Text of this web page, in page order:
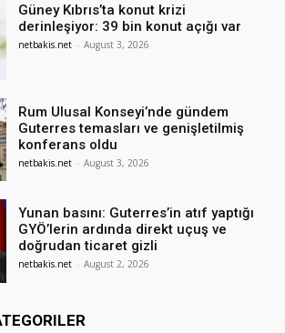
Güney Kıbrıs’ta konut krizi
derinleşiyor: 39 bin konut açığı var
netbakis.net - August 3, 2026
Rum Ulusal Konseyi’nde gündem
Guterres temasları ve genişletilmiş
konferans oldu
netbakis.net - August 3, 2026
Yunan basını: Guterres’in atıf yaptığı
GYÖ’lerin ardında direkt uçuş ve
doğrudan ticaret gizli
netbakis.net - August 2, 2026